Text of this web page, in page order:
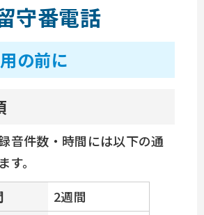
守番電話
の前に
音件数・時間には以下の通
す。
2週間